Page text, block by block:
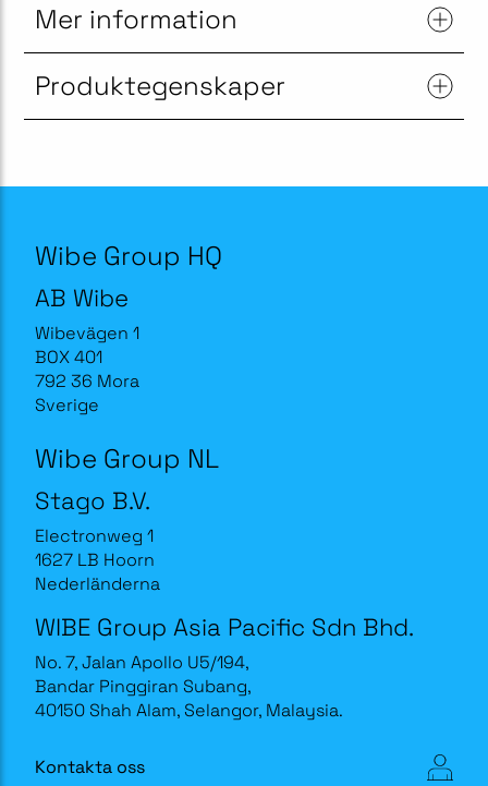
Mer information
Produktegenskaper
Wibe Group HQ
AB Wibe
Wibevägen 1
BOX 401
792 36 Mora
Sverige
Wibe Group NL
Stago B.V.
Electronweg 1
1627 LB Hoorn
Nederländerna
WIBE Group Asia Pacific Sdn Bhd.
No. 7, Jalan Apollo U5/194,
Bandar Pinggiran Subang,
40150 Shah Alam, Selangor, Malaysia.
Kontakta oss